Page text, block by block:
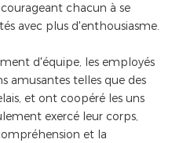
chacun à se
avec plus d'enthousiasme.
d'équipe, les employés
amusantes telles que des
et ont coopéré les uns
exercé leur corps,
et la